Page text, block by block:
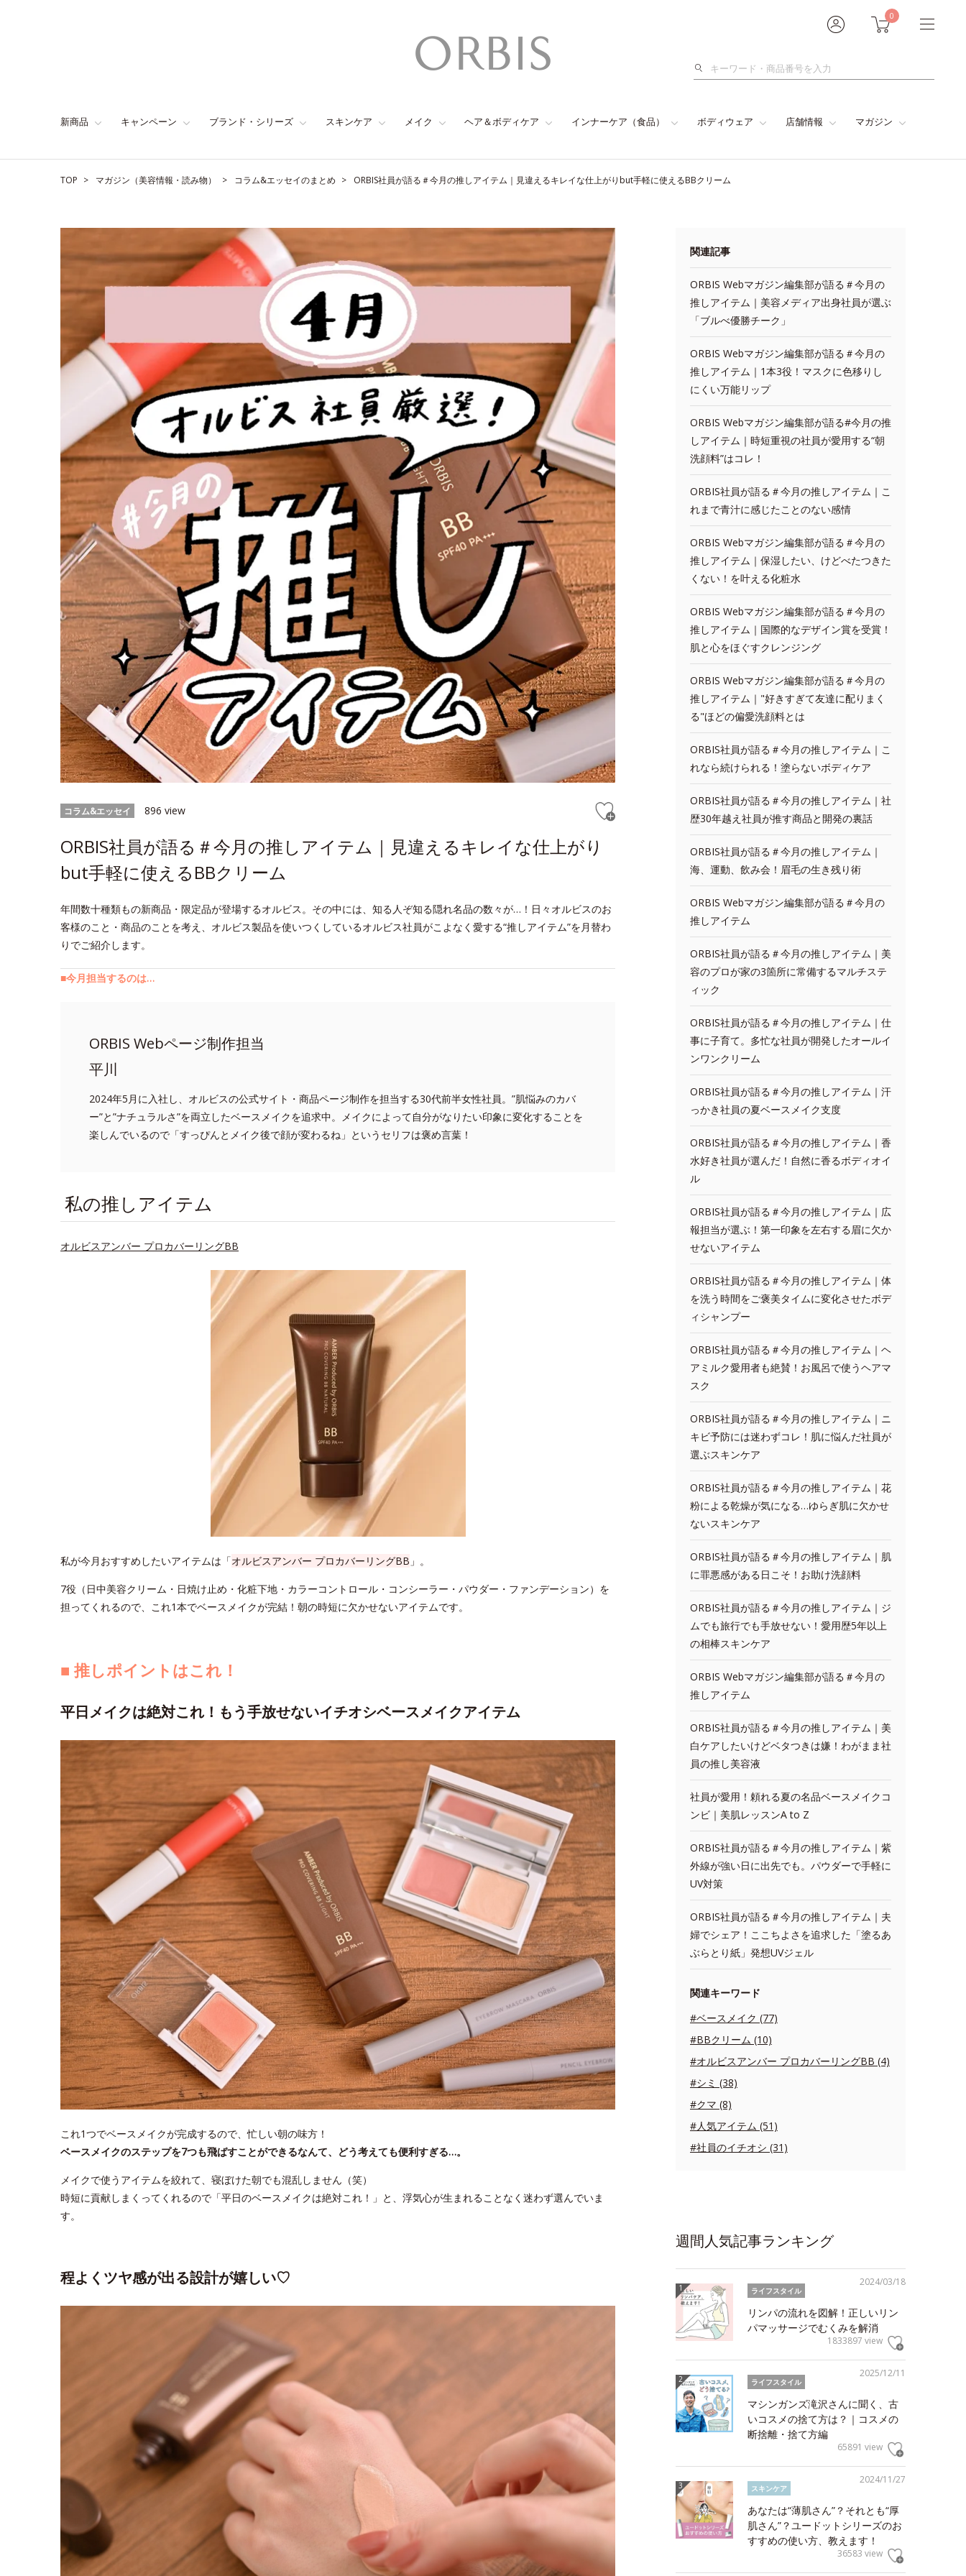
0
検
新商品 キャンペーン ブランド・シリーズ スキンケア メイク ヘア＆ボディケア インナーケア（食品） ボディウェア 店舗情報 マガジン
TOP マガジン（美容情報・読み物） コラム&エッセイのまとめ ORBIS社員が語る＃今月の推しアイテム｜見違えるキレイな仕上がりbut手軽に使えるBBクリーム
コラム&エッセイ 896 view
ORBIS社員が語る＃今月の推しアイテム｜見違えるキレイな仕上がり
but手軽に使えるBBクリーム
年間数十種類もの新商品・限定品が登場するオルビス。その中には、知る人ぞ知る隠れ名品の数々が…！日々オルビスのお
客様のこと・商品のことを考え、オルビス製品を使いつくしているオルビス社員がこよなく愛する“推しアイテム”を月替わ
りでご紹介します。
■今月担当するのは…
ORBIS Webページ制作担当
平川
2024年5月に入社し、オルビスの公式サイト・商品ページ制作を担当する30代前半女性社員。”肌悩みのカバ
ー”と”ナチュラルさ”を両立したベースメイクを追求中。メイクによって自分がなりたい印象に変化することを
楽しんでいるので「すっぴんとメイク後で顔が変わるね」というセリフは褒め言葉！
私の推しアイテム
オルビスアンバー プロカバーリングBB
私が今月おすすめしたいアイテムは「オルビスアンバー プロカバーリングBB 」。
7役（日中美容クリーム・日焼け止め・化粧下地・カラーコントロール・コンシーラー・パウダー・ファンデーション）を
担ってくれるので、これ1本でベースメイクが完結！朝の時短に欠かせないアイテムです。
■ 推しポイントはこれ！
平日メイクは絶対これ！もう手放せないイチオシベースメイクアイテム
これ1つでベースメイクが完成するので、忙しい朝の味方！
ベースメイクのステップを7つも飛ばすことができるなんて、どう考えても便利すぎる…。
メイクで使うアイテムを絞れて、寝ぼけた朝でも混乱しません（笑）
時短に貢献しまくってくれるので「平日のベースメイクは絶対これ！」と、浮気心が生まれることなく迷わず選んでいま
す。
程よくツヤ感が出る設計が嬉しい♡
関連記事
ORBIS Webマガジン編集部が語る＃今月の
推しアイテム｜美容メディア出身社員が選ぶ
「ブルべ優勝チーク」
ORBIS Webマガジン編集部が語る＃今月の
推しアイテム｜1本3役！マスクに色移りし
にくい万能リップ
ORBIS Webマガジン編集部が語る#今月の推
しアイテム｜時短重視の社員が愛用する“朝
洗顔料”はコレ！
ORBIS社員が語る＃今月の推しアイテム｜こ
れまで青汁に感じたことのない感情
ORBIS Webマガジン編集部が語る＃今月の
推しアイテム｜保湿したい、けどべたつきた
くない！を叶える化粧水
ORBIS Webマガジン編集部が語る＃今月の
推しアイテム｜国際的なデザイン賞を受賞！
肌と心をほぐすクレンジング
ORBIS Webマガジン編集部が語る＃今月の
推しアイテム｜"好きすぎて友達に配りまく
る"ほどの偏愛洗顔料とは
ORBIS社員が語る＃今月の推しアイテム｜こ
れなら続けられる！塗らないボディケア
ORBIS社員が語る＃今月の推しアイテム｜社
歴30年越え社員が推す商品と開発の裏話
ORBIS社員が語る＃今月の推しアイテム｜
海、運動、飲み会！眉毛の生き残り術
ORBIS Webマガジン編集部が語る＃今月の
推しアイテム
ORBIS社員が語る＃今月の推しアイテム｜美
容のプロが家の3箇所に常備するマルチステ
ィック
ORBIS社員が語る＃今月の推しアイテム｜仕
事に子育て。多忙な社員が開発したオールイ
ンワンクリーム
ORBIS社員が語る＃今月の推しアイテム｜汗
っかき社員の夏ベースメイク支度
ORBIS社員が語る＃今月の推しアイテム｜香
水好き社員が選んだ！自然に香るボディオイ
ル
ORBIS社員が語る＃今月の推しアイテム｜広
報担当が選ぶ！第一印象を左右する眉に欠か
せないアイテム
ORBIS社員が語る＃今月の推しアイテム｜体
を洗う時間をご褒美タイムに変化させたボデ
ィシャンプー
ORBIS社員が語る＃今月の推しアイテム｜ヘ
アミルク愛用者も絶賛！お風呂で使うヘアマ
スク
ORBIS社員が語る＃今月の推しアイテム｜ニ
キビ予防には迷わずコレ！肌に悩んだ社員が
選ぶスキンケア
ORBIS社員が語る＃今月の推しアイテム｜花
粉による乾燥が気になる…ゆらぎ肌に欠かせ
ないスキンケア
ORBIS社員が語る＃今月の推しアイテム｜肌
に罪悪感がある日こそ！お助け洗顔料
ORBIS社員が語る＃今月の推しアイテム｜ジ
ムでも旅行でも手放せない！愛用歴5年以上
の相棒スキンケア
ORBIS Webマガジン編集部が語る＃今月の
推しアイテム
ORBIS社員が語る＃今月の推しアイテム｜美
白ケアしたいけどベタつきは嫌！わがまま社
員の推し美容液
社員が愛用！頼れる夏の名品ベースメイクコ
ンビ｜美肌レッスンA to Z
ORBIS社員が語る＃今月の推しアイテム｜紫
外線が強い日に出先でも。パウダーで手軽に
UV対策
ORBIS社員が語る＃今月の推しアイテム｜夫
婦でシェア！ここちよさを追求した「塗るあ
ぶらとり紙」発想UVジェル
関連キーワード
#ベースメイク (77)
#BBクリーム (10)
#オルビスアンバー プロカバーリングBB (4)
#シミ (38)
#クマ (8)
#人気アイテム (51)
#社員のイチオシ (31)
週間人気記事ランキング
2024/03/18
ライフスタイル
リンパの流れを図解！正しいリン
パマッサージでむくみを解消
1833897 view
2025/12/11
ライフスタイル
マシンガンズ滝沢さんに聞く、古
いコスメの捨て方は？｜コスメの
断捨離・捨て方編
65891 view
2024/11/27
スキンケア
あなたは“薄肌さん”？それとも“厚
肌さん”？ユードットシリーズのお
すすめの使い方、教えます！
36583 view